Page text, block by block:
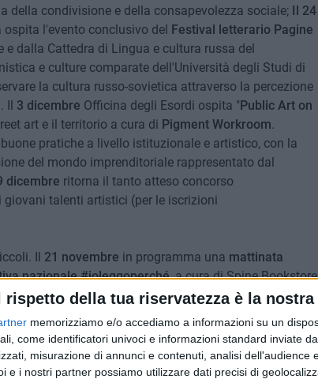
rispetto della tua riservatezza è la
memorizziamo e/o accediamo a informazioni su un
come identificatori univoci e informazioni standard inviate
misurazione di annunci e contenuti, analisi dell'audience
e i nostri partner possiamo utilizzare dati precisi di
della condivisione e della consapevolezza sociale; Il 24
l'evento conclusivo del Festival letterario Pagine
e dalla Cattedra di Lingua e cultura russa del
e culture comparate dell'Università degli Studi di
la cultura russo-sovietica attraverso la percezione
Il 3 dicembre Officina degli Esordi ospita "Public Art on
art e il territorio a cura di Pigment Workroom.
pratiche a livello istituzionale e artistico, con la
del mondo imprenditoriale rappresentato dal
dicembre ritorna il tanto atteso concorso
giovani talenti artistici (per le iscrizioni
Il 21 novembre in programma una mattinata
nazionale #ioleggoperché, a cura di Spine
scolastiche; nella stessa giornata un momento di
dalla
di confronto tra operatori nel settore dell'educazione
dal titolo "La qualità del sistema integrato 0-6",
Infanzia Puglia con il Comune di Bari.